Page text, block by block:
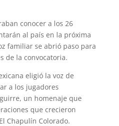
conocer a los 26
al país en la próxima
familiar se abrió paso para
de la convocatoria.
eligió la voz de
a los jugadores
un homenaje que
que crecieron
Chapulín Colorado.